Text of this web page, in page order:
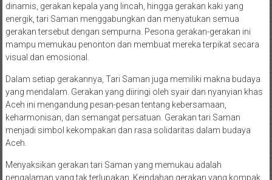
dinamis, gerakan kepala yang lincah, hingga gerakan kaki yang
energik, tari Saman menggabungkan dan menyatukan semua
gerakan tersebut dengan sempurna. Pesona gerakan-gerakan ini
mampu memukau penonton dan membuat mereka terpikat secara
visual dan emosional.
Dalam setiap gerakannya, Tari Saman juga memiliki makna budaya
yang mendalam. Gerakan yang diiringi oleh syair dan nyanyian khas
Aceh ini mengandung pesan-pesan tentang kebersamaan,
keharmonisan, dan semangat persatuan. Gerakan tari Saman
menjadi simbol kekompakan dan rasa solidaritas dalam budaya
Aceh.
Menyaksikan gerakan tari Saman yang memukau adalah
pengalaman yang tak terlupakan. Keindahan gerakan yang kompak